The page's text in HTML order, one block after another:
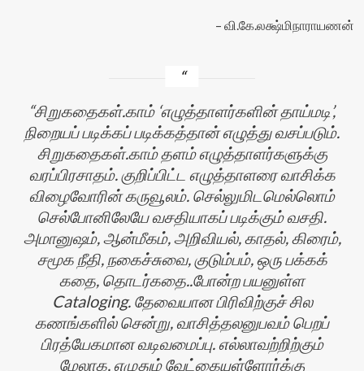
வி.கே.லக்ஷ்மிநாராயணன்
சிறுகதைகள்.காம் ‘எழுத்தாளர்களின் தாய்மடி’,
நிறையப் படிக்கப் படிக்கத்தான் எழுத்து வசப்படும்.
சிறுகதைகள்.காம் தளம் எழுத்தாளர்களுக்கு
வரப்பிரசாதம். குறிப்பிட்ட எழுத்தாளரை வாசிக்க
விழைவோரின் கருவூலம். செல்லுமிடமெல்லொம்
செல்போனிலேயே வசதியாகப் படிக்கும் வசதி.
அமானுஷம், ஆன்மீகம், அறிவியல், காதல், கிரைம்,
சமூக நீதி, நகைச்சுவை, குடும்பம், ஒரு பக்கக்
கதை, தொடர்கதை..போன்ற பயனுள்ள
Cataloging. தேவையான பிரிவிற்குச் சில
கணங்களில் சென்று, வாசித்தலனுபவம் பெறப்
பிரத்யேகமான வடிவமைப்பு. எல்லாவற்றிற்கும்
மேலாக, எழுதும் வேட்கையுள்ளோர்க்கு